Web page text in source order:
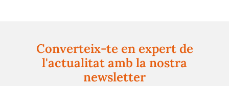
Converteix-te en expert de
l'actualitat amb la nostra
newsletter